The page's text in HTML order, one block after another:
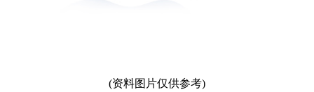
(资料图片仅供参考)